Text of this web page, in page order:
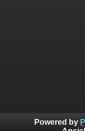
Powered by